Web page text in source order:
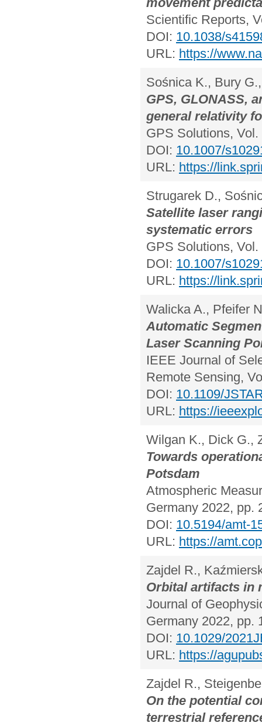
Scientific Reports,
DOI: 10.1038/
URL: https://
Sośnica K., Bury
GPS, GLONASS,
general relativity
GPS Solutions,
DOI: 10.1007/
URL: https://
Strugarek D.,
Satellite laser
systematic errors
GPS Solutions,
DOI: 10.1007/
URL: https://
Walicka A., Pfeifer
Automatic
Laser Scanning
IEEE Journal of
Remote Sensing,
DOI: 10.1109/
URL: https://
Wilgan K., Dick G.,
Towards
Potsdam
Atmospheric
Germany 2022, pp.
DOI: 10.5194/amt-
URL: https://
Zajdel R.,
Orbital artifacts in
Journal of
Germany 2022, pp.
DOI: 10.1029/
URL: https://
Zajdel R.,
On the potential
terrestrial